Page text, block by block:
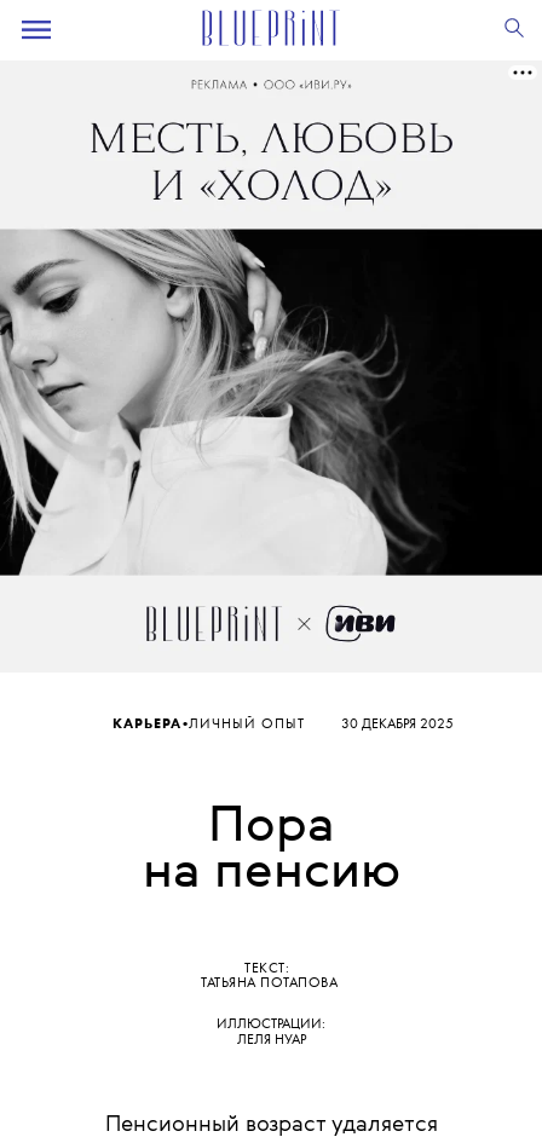
30 ДЕКАБРЯ 2025
КАРЬЕРА•ЛИЧНЫЙ ОПЫТ
Пора
на пенсию
ТЕКСТ:
ТАТЬЯНА ПОТАПОВА
ИЛЛЮСТРАЦИИ:
ЛЕЛЯ НУАР
Пенсионный возраст удаляется